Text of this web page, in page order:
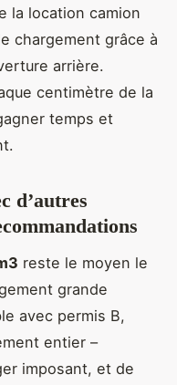
la location camion
chargement grâce à
arrière.
centimètre de la
temps et
d’autres
reste le moyen le
grande
avec permis B,
entier –
imposant, et de